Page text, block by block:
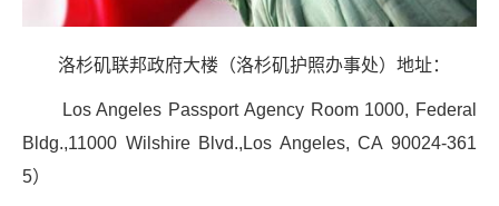
洛杉矶联邦政府大楼（洛杉矶护照办事处）地址：
Los Angeles Passport Agency Room 1000, Federal
Bldg.,11000 Wilshire Blvd.,Los Angeles, CA 90024-361
5）